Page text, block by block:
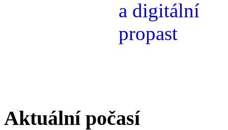
Aktuální počasí